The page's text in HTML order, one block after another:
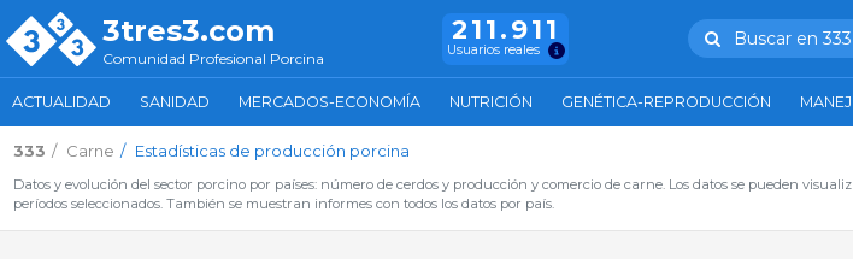
3tres3.com
Comunidad Profesional Porcina
211.911
Usuarios reales
Buscar en 333
ACTUALIDAD SANIDAD MERCADOS-ECONOMÍA NUTRICIÓN GENÉTICA-REPRODUCCIÓN
333 Carne Estadísticas de producción porcina
Datos y evolución del sector porcino por países: número de cerdos y producción y comercio de carne. Los datos se pueden
períodos seleccionados. También se muestran informes con todos los datos por país.